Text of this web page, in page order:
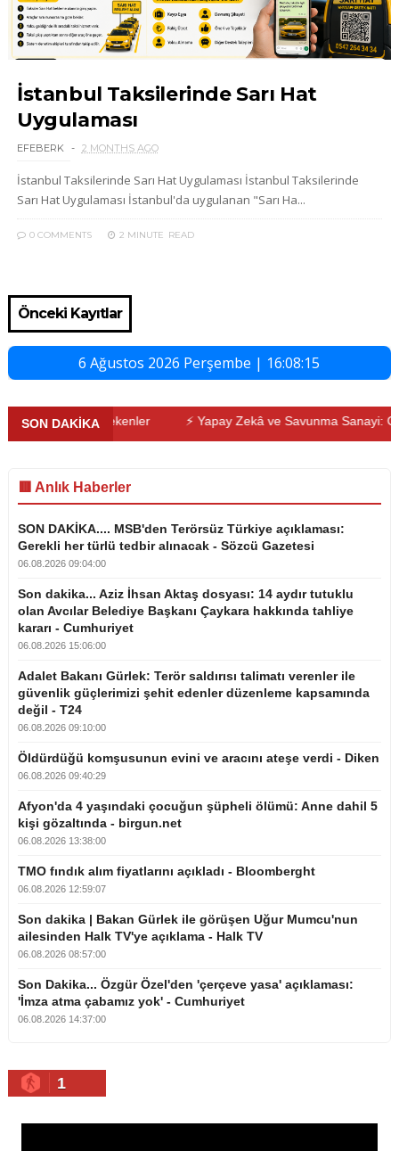
İstanbul Taksilerinde Sarı Hat
Uygulaması
EFEBERK 2 MONTHS AGO
İstanbul Taksilerinde Sarı Hat Uygulaması İstanbul Taksilerinde
Sarı Hat Uygulaması İstanbul'da uygulanan "Sarı Ha...
0 COMMENTS 2 MINUTE READ
Önceki Kayıtlar
6 Ağustos 2026 Perşembe | 16:08:16
SON DAKİKA
Gerekenler ⚡ Yapay Zekâ ve Savunma Sanayi:
🟥 Anlık Haberler
SON DAKİKA.... MSB'den Terörsüz Türkiye açıklaması:
Gerekli her türlü tedbir alınacak - Sözcü Gazetesi
06.08.2026 09:04:00
Son dakika... Aziz İhsan Aktaş dosyası: 14 aydır tutuklu
olan Avcılar Belediye Başkanı Çaykara hakkında tahliye
kararı - Cumhuriyet
06.08.2026 15:06:00
Adalet Bakanı Gürlek: Terör saldırısı talimatı verenler ile
güvenlik güçlerimizi şehit edenler düzenleme kapsamında
değil - T24
06.08.2026 09:10:00
Öldürdüğü komşusunun evini ve aracını ateşe verdi - Diken
06.08.2026 09:40:29
Afyon'da 4 yaşındaki çocuğun şüpheli ölümü: Anne dahil 5
kişi gözaltında - birgun.net
06.08.2026 13:38:00
TMO fındık alım fiyatlarını açıkladı - Bloomberght
06.08.2026 12:59:07
Son dakika | Bakan Gürlek ile görüşen Uğur Mumcu'nun
ailesinden Halk TV'ye açıklama - Halk TV
06.08.2026 08:57:00
Son Dakika... Özgür Özel'den 'çerçeve yasa' açıklaması:
'İmza atma çabamız yok' - Cumhuriyet
06.08.2026 14:37:00
1